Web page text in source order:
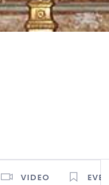
VIDEO